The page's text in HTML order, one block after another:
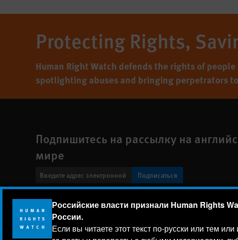
Российские власти признали Human Rights
России.
Если вы читаете этот текст по-русски или тем
Protecting Rights,
Human Right Watch defends the rights of
spotlighting abuses and bringing perpetrators
Подпишитесь на рассылку на
мире
Подписаться
Footer
menu
Заявление о политике конфиденциальности Карта сайта
Human Rights Watch| 350 Fifth Avenue, 34th Floor | New York,NY